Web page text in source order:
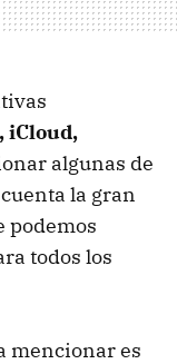
iCloud,
algunas de
la gran
podemos
todos los
mencionar es